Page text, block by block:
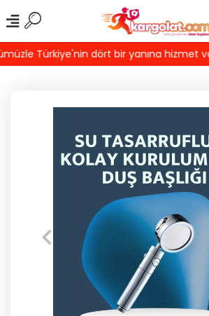
Türkiye'nin dört bir yanına hizmet